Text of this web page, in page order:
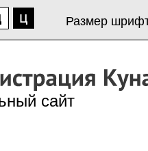
Размер
сайт